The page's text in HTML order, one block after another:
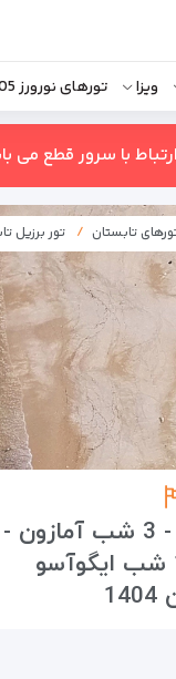
ویزا تورهای نورورز 1405
با سرور قطع می
تابستان تور برزیل
1شب سائوپائولو - 3 شب آمازون -
4 شب ریو - 1 شب ایگوآسو